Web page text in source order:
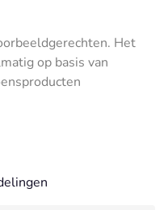
Het
op basis van